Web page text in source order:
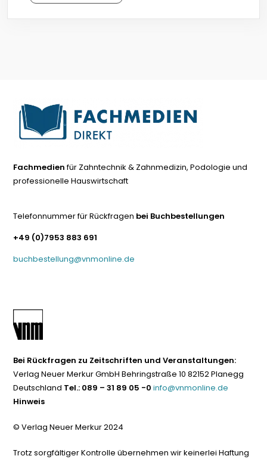
Fachmedienfür Zahntechnik & Zahnmedizin, Podologie und
professionelle Hauswirtschaft
Telefonnummer für Rückfragen bei Buchbestellungen
+49 (0)7953 883 691
buchbestellung@vnmonline.de
Bei Rückfragen zu Zeitschriften und Veranstaltungen:
Verlag Neuer Merkur GmbH Behringstraße 10 82152 Planegg
Deutschland Tel.: 089 – 31 89 05 -0 info@vnmonline.de
Hinweis
© Verlag Neuer Merkur 2024
Trotz sorgfältiger Kontrolle übernehmen wir keinerlei Haftung